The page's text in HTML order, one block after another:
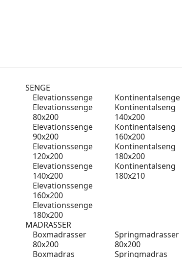
SENGE
Elevationssenge
Elevationssenge
80x200
Elevationssenge
90x200
Elevationssenge
120x200
Elevationssenge
140x200
Elevationssenge
160x200
Elevationssenge
180x200
Kontinentalsenge
Kontinentalseng
140x200
Kontinentalseng
160x200
Kontinentalseng
180x200
Kontinentalseng
180x210
MADRASSER
Boxmadrasser
80x200
Boxmadras
Springmadrasser
80x200
Springmadras